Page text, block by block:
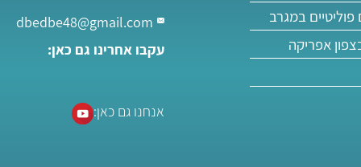
במגרב
אפריקה
dbedbe48@gmail.com
עקבו אחרינו גם כאן:
אנחנו גם כאן: